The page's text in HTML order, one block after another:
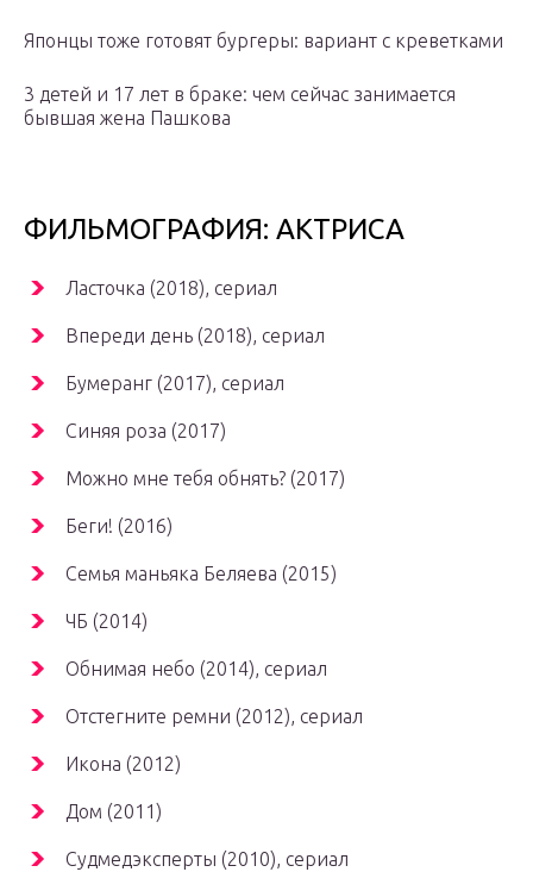
Японцы тоже готовят бургеры: вариант с креветками
3 детей и 17 лет в браке: чем сейчас занимается
бывшая жена Пашкова
ФИЛЬМОГРАФИЯ: АКТРИСА
Ласточка (2018), сериал
Впереди день (2018), сериал
Бумеранг (2017), сериал
Синяя роза (2017)
Можно мне тебя обнять? (2017)
Беги! (2016)
Семья маньяка Беляева (2015)
ЧБ (2014)
Обнимая небо (2014), сериал
Отстегните ремни (2012), сериал
Икона (2012)
Дом (2011)
Судмедэксперты (2010), сериал